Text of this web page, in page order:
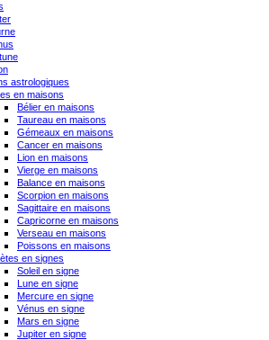
astrologiques
en maisons
Bélier en maisons
Taureau en maisons
Gémeaux en maisons
Cancer en maisons
Lion en maisons
Vierge en maisons
Balance en maisons
Scorpion en maisons
Sagittaire en maisons
Capricorne en maisons
Verseau en maisons
Poissons en maisons
en signes
Soleil en signe
Lune en signe
Mercure en signe
Vénus en signe
Mars en signe
Jupiter en signe